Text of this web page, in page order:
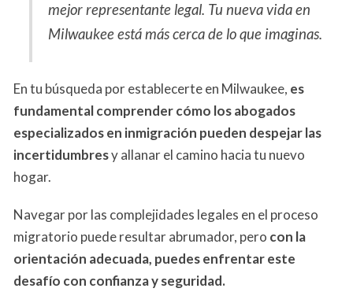
mejor representante legal. Tu nueva vida en
Milwaukee está más cerca de lo que imaginas.
En tu búsqueda por establecerte en Milwaukee, es
fundamental comprender cómo los abogados
especializados en inmigración pueden despejar las
incertidumbresy allanar el camino hacia tu nuevo
hogar.
Navegar por las complejidades legales en el proceso
migratorio puede resultar abrumador, pero con la
orientación adecuada, puedes enfrentar este
desafío con confianza y seguridad.